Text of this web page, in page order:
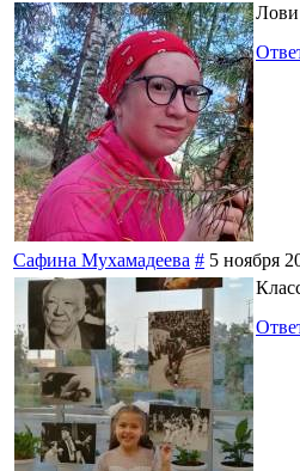
Сафина Мухамадеева # 5 ноября